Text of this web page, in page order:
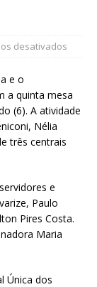
desativados
e o
a quinta mesa
(6). A atividade
Nélia
três centrais
e
Paulo
Pires Costa.
Maria
Única dos